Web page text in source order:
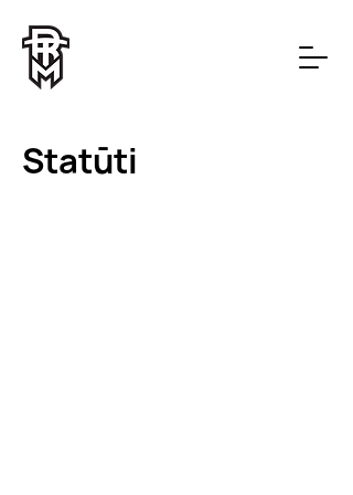
Statūti